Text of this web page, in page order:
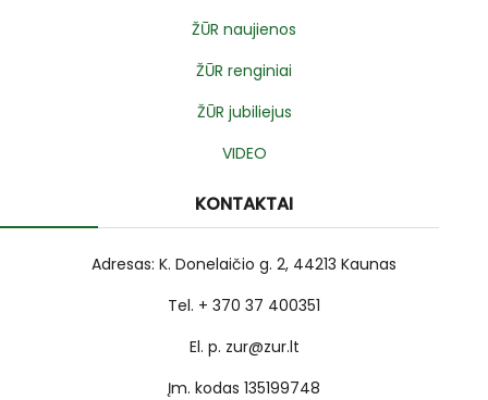
ŽŪR naujienos
ŽŪR renginiai
ŽŪR jubiliejus
VIDEO
KONTAKTAI
Adresas: K. Donelaičio g. 2, 44213 Kaunas
Tel. + 370 37 400351
El. p. zur@zur.lt
Įm. kodas 135199748